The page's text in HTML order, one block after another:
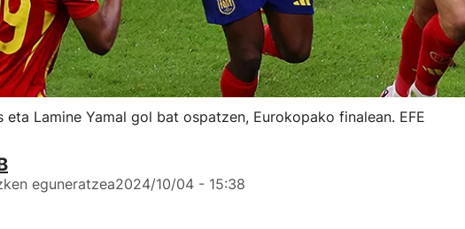
Lamine Yamal gol bat ospatzen, Eurokopako finalean. EFE
eguneratzea2024/10/04 - 15:38